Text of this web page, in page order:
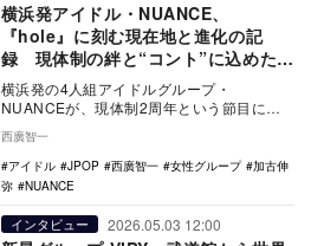
横浜発アイドル・NUANCE、
『hole』に刻む現在地と進化の記
録 現体制の絆と“コント”に込めた遊
び心
横浜発の4人組アイドルグループ・
NUANCEが、現体制2周年という節目にミ
ンタビューで…
西廣智一
アイドル
JPOP 西廣智一 女性グループ
加古伸
弥
NUANCE
インタビュー 2026.05.03 12:00